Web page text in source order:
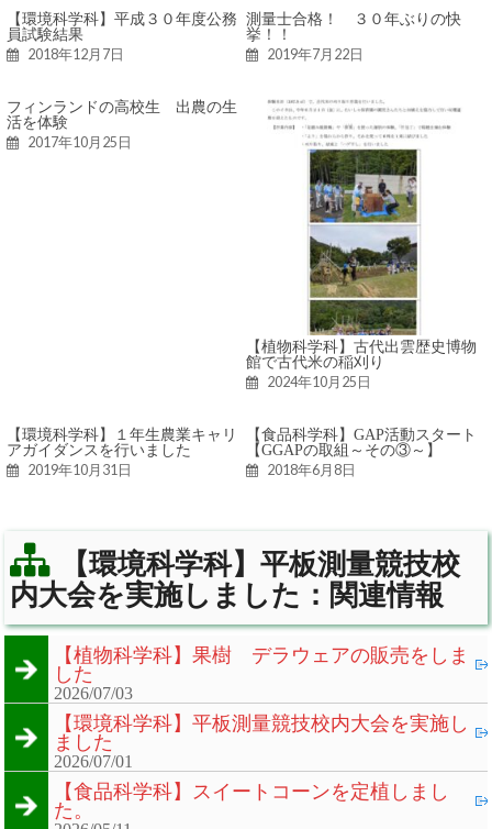
【環境科学科】平成３０年度公務
員試験結果
2018年12月7日
測量士合格！ ３０年ぶりの快
挙！！
2019年7月22日
フィンランドの高校生 出農の生
活を体験
2017年10月25日
【植物科学科】古代出雲歴史博物
館で古代米の稲刈り
2024年10月25日
【環境科学科】１年生農業キャリ
アガイダンスを行いました
2019年10月31日
【食品科学科】GAP活動スタート
【GGAPの取組～その③～】
2018年6月8日
【環境科学科】平板測量競技校
内大会を実施しました：関連情報
【植物科学科】果樹 デラウェアの販売をしま
した
2026/07/03
【環境科学科】平板測量競技校内大会を実施し
ました
2026/07/01
【食品科学科】スイートコーンを定植しまし
た。